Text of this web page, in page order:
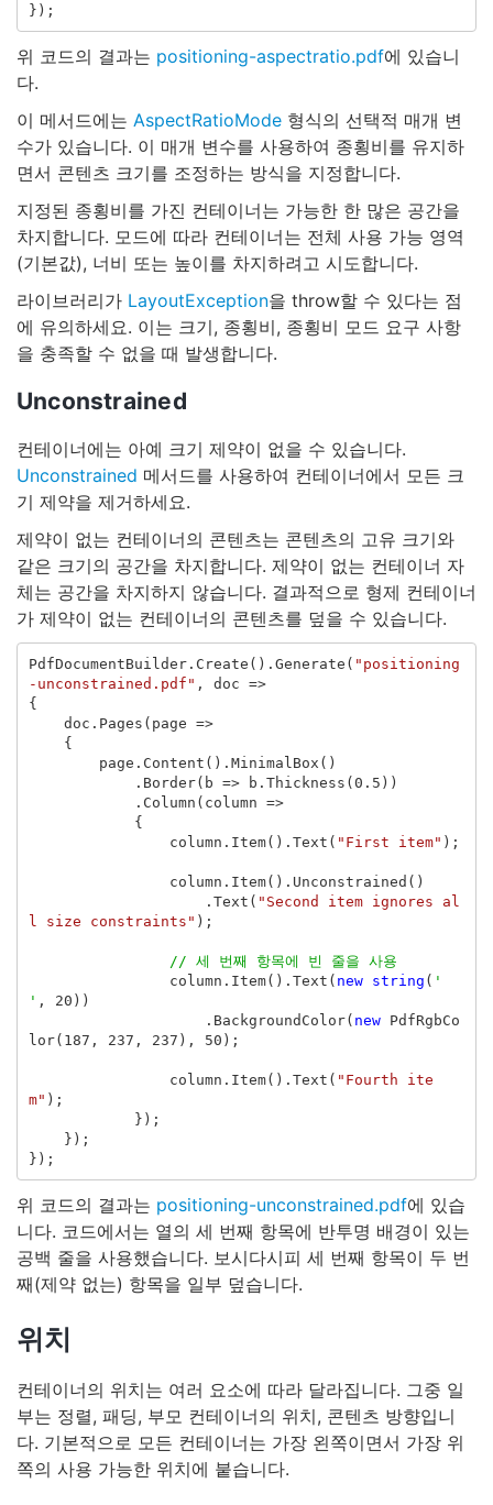
});
위 코드의 결과는 positioning-aspectratio.pdf에 있습니
다.
이 메서드에는 AspectRatioMode 형식의 선택적 매개 변
수가 있습니다. 이 매개 변수를 사용하여 종횡비를 유지하
면서 콘텐츠 크기를 조정하는 방식을 지정합니다.
지정된 종횡비를 가진 컨테이너는 가능한 한 많은 공간을
차지합니다. 모드에 따라 컨테이너는 전체 사용 가능 영역
(기본값), 너비 또는 높이를 차지하려고 시도합니다.
라이브러리가 LayoutException을 throw할 수 있다는 점
에 유의하세요. 이는 크기, 종횡비, 종횡비 모드 요구 사항
을 충족할 수 없을 때 발생합니다.
Unconstrained
컨테이너에는 아예 크기 제약이 없을 수 있습니다.
Unconstrained 메서드를 사용하여 컨테이너에서 모든 크
기 제약을 제거하세요.
제약이 없는 컨테이너의 콘텐츠는 콘텐츠의 고유 크기와
같은 크기의 공간을 차지합니다. 제약이 없는 컨테이너 자
체는 공간을 차지하지 않습니다. 결과적으로 형제 컨테이너
가 제약이 없는 컨테이너의 콘텐츠를 덮을 수 있습니다.
PdfDocumentBuilder. Create (). Generate ( "positioning
-unconstrained.pdf" , doc =>
{
doc . Pages ( page =>
{
page . Content (). MinimalBox ()
. Border( b => b . Thickness ( 0.5 ))
. Column ( column =>
{
column . Item(). Text ( "First item" );
column . Item(). Unconstrained ()
. Text ( "Second item ignores al
l size constraints" );
// 세 번째 항목에 빈 줄을 사용
column . Item(). Text ( new string ( '
' , 20 ))
. BackgroundColor( new
PdfRgbCo
lor( 187 , 237 , 237 ), 50 );
column . Item(). Text ( "Fourth ite
m" );
});
});
});
위 코드의 결과는 positioning-unconstrained.pdf에 있습
니다. 코드에서는 열의 세 번째 항목에 반투명 배경이 있는
공백 줄을 사용했습니다. 보시다시피 세 번째 항목이 두 번
째(제약 없는) 항목을 일부 덮습니다.
위치
컨테이너의 위치는 여러 요소에 따라 달라집니다. 그중 일
부는 정렬, 패딩, 부모 컨테이너의 위치, 콘텐츠 방향입니
다. 기본적으로 모든 컨테이너는 가장 왼쪽이면서 가장 위
쪽의 사용 가능한 위치에 붙습니다.